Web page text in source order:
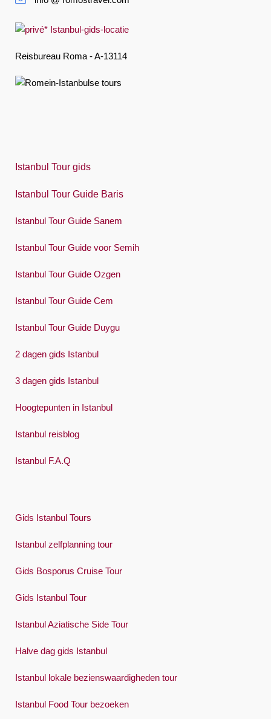
Français
Italiano
Русский
Español
Swedish
Türkçe
Reisbureau Roma - A-13114
Istanbul Tour gids
Istanbul Tour Guide Baris
Istanbul Tour Guide Sanem
Istanbul Tour Guide voor Semih
Istanbul Tour Guide Ozgen
Istanbul Tour Guide Cem
Istanbul Tour Guide Duygu
2 dagen gids Istanbul
3 dagen gids Istanbul
Hoogtepunten in Istanbul
Istanbul reisblog
Istanbul F.A.Q
Gids Istanbul Tours
Istanbul zelfplanning tour
Gids Bosporus Cruise Tour
Gids Istanbul Tour
Istanbul Aziatische Side Tour
Halve dag gids Istanbul
Istanbul lokale bezienswaardigheden tour
Istanbul Food Tour bezoeken